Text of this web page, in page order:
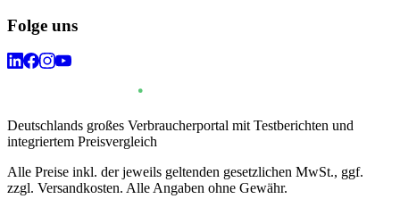
Folge uns
Deutschlands großes Verbraucherportal mit Testberichten und
integriertem Preisvergleich
Alle Preise inkl. der jeweils geltenden gesetzlichen MwSt., ggf.
zzgl. Versandkosten. Alle Angaben ohne Gewähr.